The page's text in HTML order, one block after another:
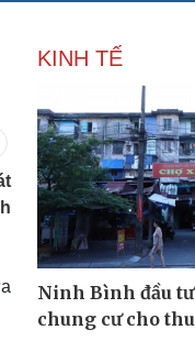
sản
nghiệp
tin doanh nghiệp
nghiệp 24h
nhân
đồng
KINH TẾ
Ninh Bình đầu
chung cư cho